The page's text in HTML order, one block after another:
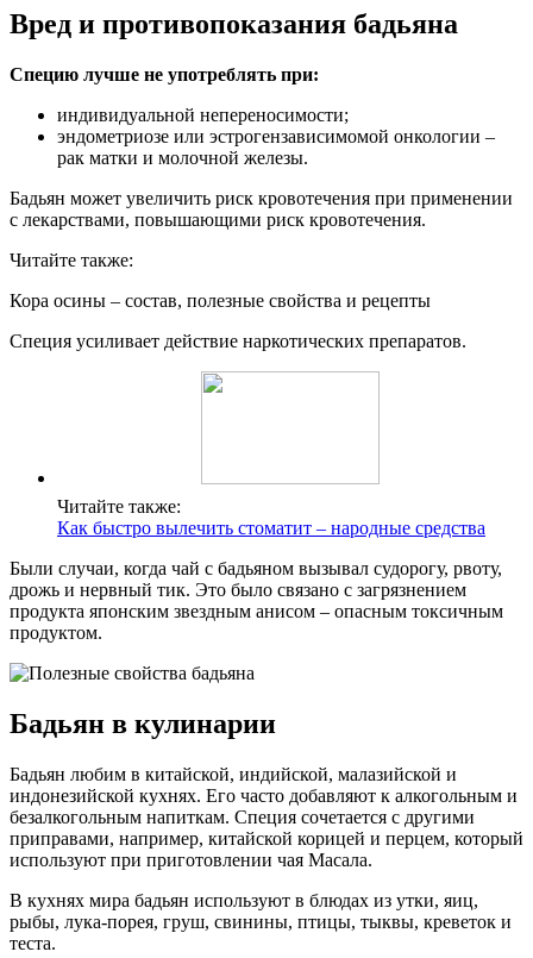
Вред и противопоказания бадьяна
Специю лучше не употреблять при:
индивидуальной непереносимости;
эндометриозе или эстрогензависимомой онкологии –
рак матки и молочной железы.
Бадьян может увеличить риск кровотечения при применении
с лекарствами, повышающими риск кровотечения.
Читайте также:
Кора осины – состав, полезные свойства и рецепты
Специя усиливает действие наркотических препаратов.
Читайте также:
Как быстро вылечить стоматит – народные средства
Были случаи, когда чай с бадьяном вызывал судорогу, рвоту,
дрожь и нервный тик. Это было связано с загрязнением
продукта японским звездным анисом – опасным токсичным
продуктом.
Бадьян в кулинарии
Бадьян любим в китайской, индийской, малазийской и
индонезийской кухнях. Его часто добавляют к алкогольным и
безалкогольным напиткам. Специя сочетается с другими
приправами, например, китайской корицей и перцем, который
используют при приготовлении чая Масала.
В кухнях мира бадьян используют в блюдах из утки, яиц,
рыбы, лука-порея, груш, свинины, птицы, тыквы, креветок и
теста.